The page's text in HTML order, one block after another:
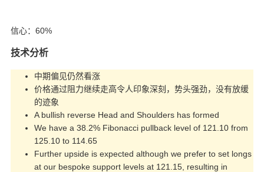
信心：60%
技术分析
中期偏见仍然看涨
价格通过阻力继续走高令人印象深刻，势头强劲，没有放缓
的迹象
A bullish reverse Head and Shoulders has formed
We have a 38.2% Fibonacci pullback level of 121.10 from
125.10 to 114.65
Further upside is expected although we prefer to set longs
at our bespoke support levels at 121.15, resulting in